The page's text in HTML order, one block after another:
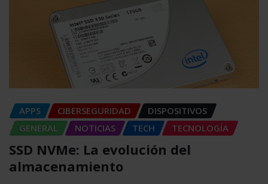
APPS CIBERSEGURIDAD
DISPOSITIVOS
GENERAL
NOTICIAS TECH TECNOLOGÍA
SSD NVMe: La evolución del
almacenamiento